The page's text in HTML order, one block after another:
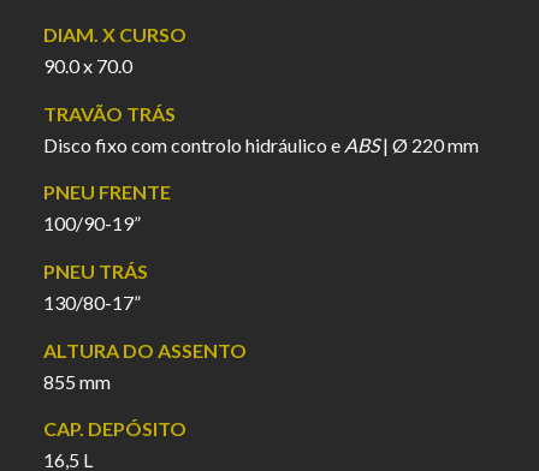
DIAM. X CURSO
90.0 x 70.0
TRAVÃO TRÁS
Disco fixo com controlo hidráulico e ABS| Ø 220 mm
PNEU FRENTE
100/90-19”
PNEU TRÁS
130/80-17”
ALTURA DO ASSENTO
855 mm
CAP. DEPÓSITO
16,5 L